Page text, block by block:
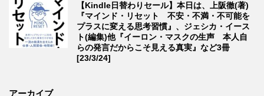
【Kindle日替わりセール】本日は、上阪徹(著)
『マインド・リセット 不安・不満・不可能を
プラスに変える思考習慣』、ジェシカ・イース
ト(編集)他『イーロン・マスクの生声 本人自
らの発言だからこそ見える真実』など3冊
[23/3/24]
アーカイブ